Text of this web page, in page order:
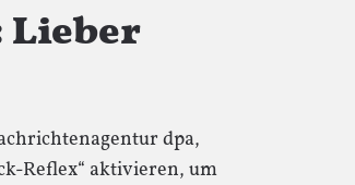
Lieber
dpa,
Reflex“ aktivieren, um